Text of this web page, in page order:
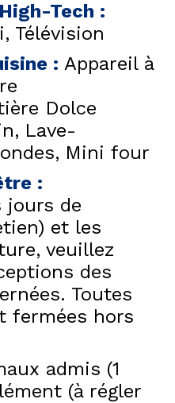
Tech :
Télévision
: Appareil à
Dolce
Lave-
Mini four
:
jours de
et les
veuillez
des
Toutes
fermées hors
admis (1
(à régler